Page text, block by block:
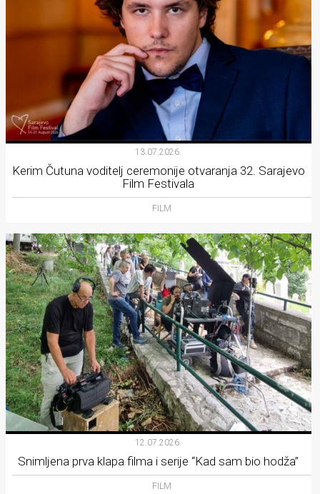
13.07.2026.
Kerim Čutuna voditelj ceremonije otvaranja 32. Sarajevo
Film Festivala
FILM
12.07.2026.
Snimljena prva klapa filma i serije “Kad sam bio hodža”
FILM